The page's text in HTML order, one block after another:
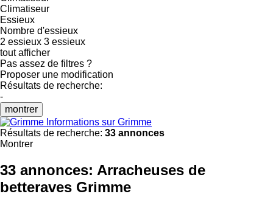
Climatiseur
Essieux
Nombre d'essieux
2 essieux 3 essieux
tout afficher
Pas assez de filtres ?
Proposer une modification
Résultats de recherche:
-
montrer
Informations sur Grimme
Résultats de recherche: 33 annonces
Montrer
33 annonces: Arracheuses de
betteraves Grimme